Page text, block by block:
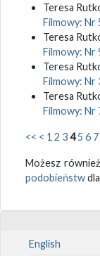
Teresa
Filmowy: Nr
Teresa
Filmowy: Nr
Teresa
Filmowy: Nr
Teresa
Filmowy: Nr
<< < 1 2 345 6 7
Możesz również
podobieństw
English